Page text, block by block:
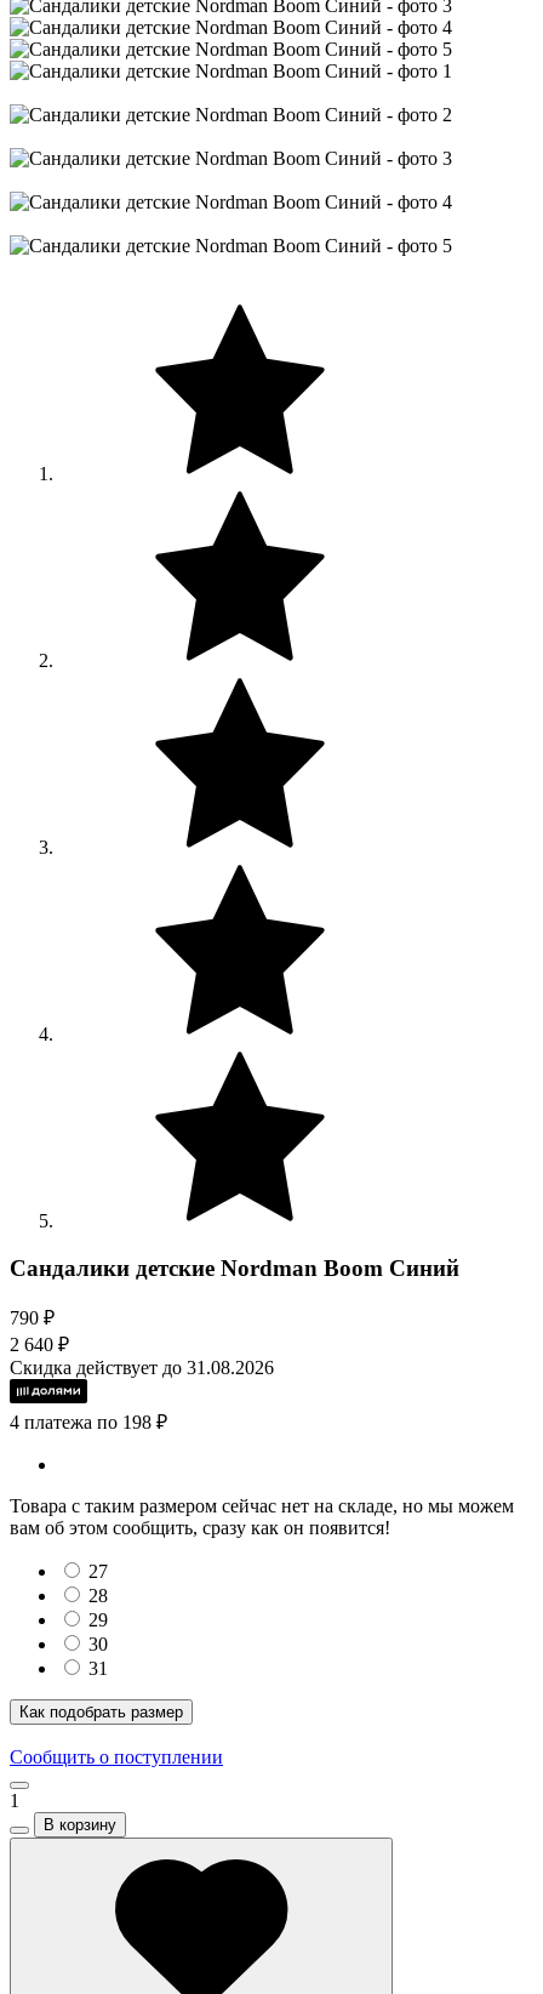
Сандалики детские Nordman Boom Синий
790 ₽
2 640 ₽
Скидка действует до 31.08.2026
4 платежа по 198 ₽
Товара с таким размером сейчас нет на складе, но мы можем
вам об этом сообщить, сразу как он появится!
27
28
29
30
31
Как подобрать размер
Сообщить о поступлении
1
В корзину